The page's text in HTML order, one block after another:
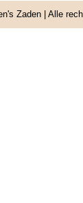
Zaden | Alle